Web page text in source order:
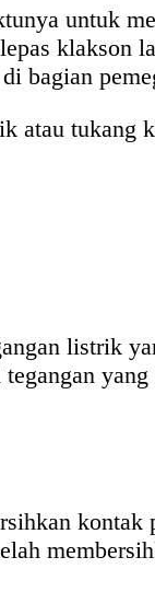
untuk
klakson
bagian
atau tukang
listrik
kontak